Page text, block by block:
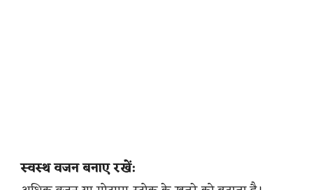
स्वस्थ वजन बनाए रखें: